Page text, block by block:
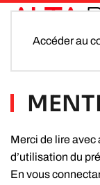
Accéder au
Merci de lire
d’utilisation du
En vous